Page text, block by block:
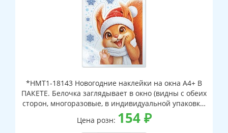
*НМТ1-18143 Новогодние наклейки на окна А4+ В
ПАКЕТЕ. Белочка заглядывает в окно (видны с обеих
сторон, многоразовые, в индивидуальной упаковке,
с европодвесом и клеевым клапаном)
Цена розн: 154₽